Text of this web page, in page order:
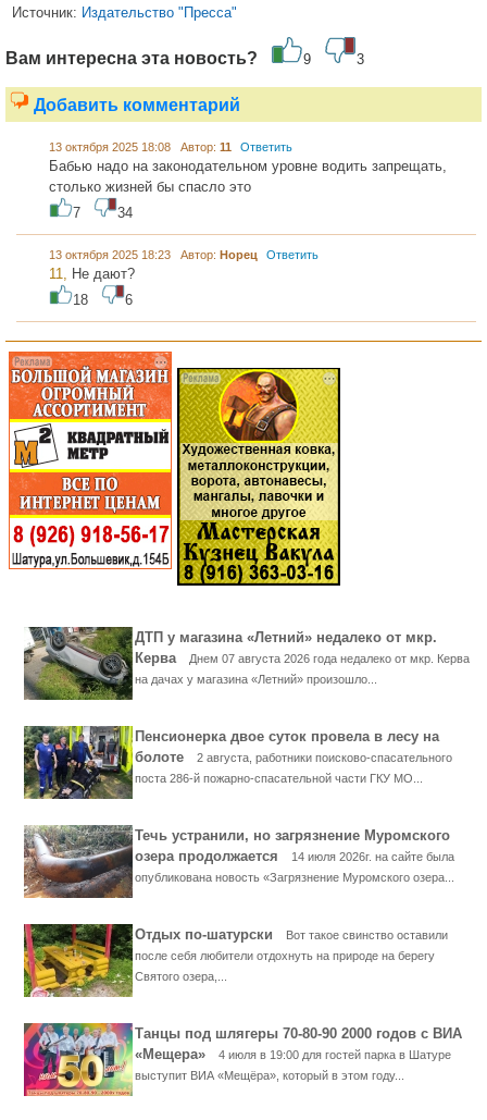
Источник: Издательство "Пресса"
Вам интересна эта новость? 9 3
Добавить комментарий
13 октября 2025 18:08 Автор: 11 Ответить
Бабью надо на законодательном уровне водить запрещать,
столько жизней бы спасло это
7
34
13 октября 2025 18:23 Автор: Норец Ответить
11, Не дают?
18
6
ДТП у магазина «Летний» недалеко от мкр.
Керва
Днем 07 августа 2026 года недалеко от мкр. Керва
на дачах у магазина «Летний» произошло...
Пенсионерка двое суток провела в лесу на
болоте
2 августа, работники поисково-спасательного
поста 286-й пожарно-спасательной части ГКУ МО...
Течь устранили, но загрязнение Муромского
озера продолжается
14 июля 2026г. на сайте была
опубликована новость «Загрязнение Муромского озера...
Отдых по-шатурски
Вот такое свинство оставили
после себя любители отдохнуть на природе на берегу
Святого озера,...
Танцы под шлягеры 70-80-90 2000 годов с ВИА
«Мещера»
4 июля в 19:00 для гостей парка в Шатуре
выступит ВИА «Мещёра», который в этом году...